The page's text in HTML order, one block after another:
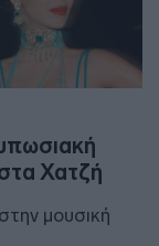
Χατζή
μουσική